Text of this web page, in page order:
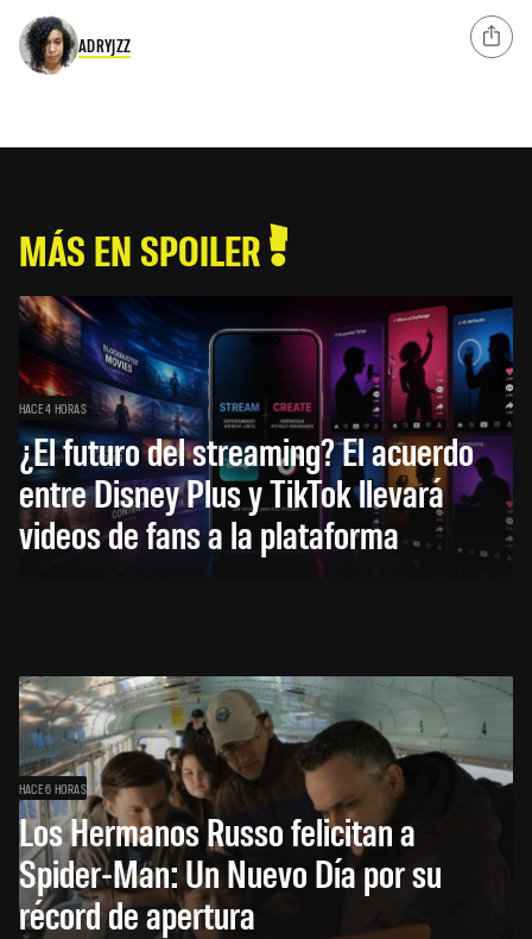
ADRYJZZ
MÁS EN SPOILER
HACE 4 HORAS
¿El futuro del streaming? El acuerdo
entre Disney Plus y TikTok llevará
videos de fans a la plataforma
HACE 6 HORAS
Los Hermanos Russo felicitan a
Spider-Man: Un Nuevo Día por su
récord de apertura